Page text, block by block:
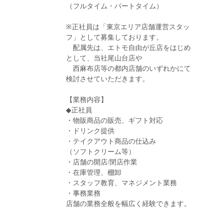
（フルタイム・パートタイム）
※正社員は「東京エリア店舗運営スタッ
フ」として募集しております。
配属先は、エトモ自由が丘店をはじめ
として、当社尾山台店や
西麻布店等の都内店舗のいずれかにて
検討させていただきます。
【業務内容】
◆正社員
・物販商品の販売、ギフト対応
・ドリンク提供
・テイクアウト商品の仕込み
（ソフトクリーム等）
・店舗の開店/閉店作業
・在庫管理、棚卸
・スタッフ教育、マネジメント業務
・事務業務
店舗の業務全般を幅広く経験できます。